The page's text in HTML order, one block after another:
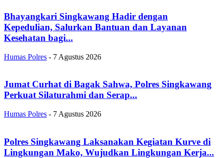
Bhayangkari Singkawang Hadir dengan
Kepedulian, Salurkan Bantuan dan Layanan
Kesehatan bagi...
Humas Polres - 7 Agustus 2026
Jumat Curhat di Bagak Sahwa, Polres Singkawang
Perkuat Silaturahmi dan Serap...
Humas Polres - 7 Agustus 2026
Polres Singkawang Laksanakan Kegiatan Kurve di
Lingkungan Mako, Wujudkan Lingkungan Kerja...